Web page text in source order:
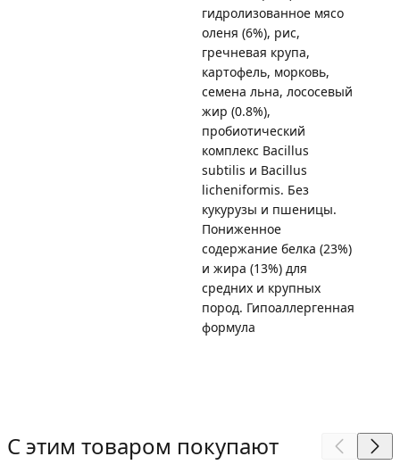
гидролизованное мясо
оленя (6%), рис,
гречневая крупа,
картофель, морковь,
семена льна, лососевый
жир (0.8%),
пробиотический
комплекс Bacillus
subtilis и Bacillus
licheniformis. Без
кукурузы и пшеницы.
Пониженное
содержание белка (23%)
и жира (13%) для
средних и крупных
пород. Гипоаллергенная
формула
С этим товаром покупают